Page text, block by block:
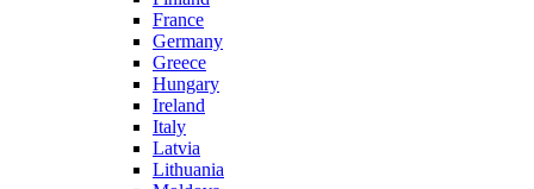
France
Germany
Greece
Hungary
Ireland
Italy
Latvia
Lithuania